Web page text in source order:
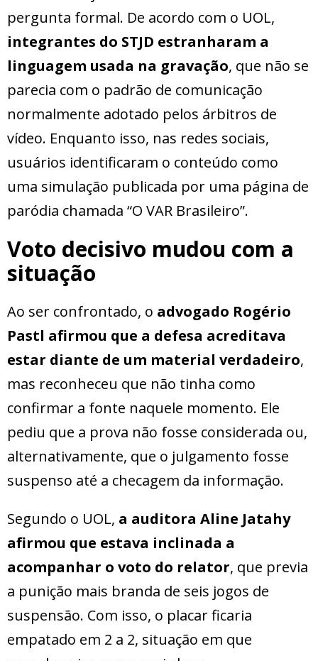
pergunta formal. De acordo com o UOL,
integrantes do STJD estranharam a
linguagem usada na gravação, que não se
parecia com o padrão de comunicação
normalmente adotado pelos árbitros de
vídeo. Enquanto isso, nas redes sociais,
usuários identificaram o conteúdo como
uma simulação publicada por uma página de
paródia chamada “O VAR Brasileiro”.
Voto decisivo mudou com a
situação
Ao ser confrontado, o advogado Rogério
Pastl afirmou que a defesa acreditava
estar diante de um material verdadeiro,
mas reconheceu que não tinha como
confirmar a fonte naquele momento. Ele
pediu que a prova não fosse considerada ou,
alternativamente, que o julgamento fosse
suspenso até a checagem da informação.
Segundo o UOL, a auditora Aline Jatahy
afirmou que estava inclinada a
acompanhar o voto do relator, que previa
a punição mais branda de seis jogos de
suspensão. Com isso, o placar ficaria
empatado em 2 a 2, situação em que